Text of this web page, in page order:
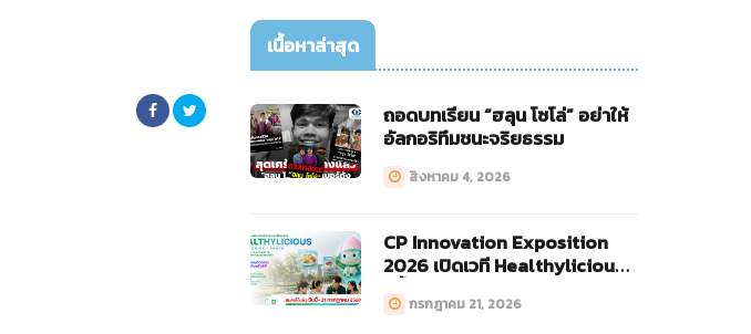
เนื้อหาล่าสุด
ถอดบทเรียน “ฮลุน โซโล่” อย่าให้
อัลกอริทึมชนะจริยธรรม
สิงหาคม 4, 2026
CP Innovation Exposition
2026 เปิดเวที Healthylicious
กรกฎาคม 21, 2026